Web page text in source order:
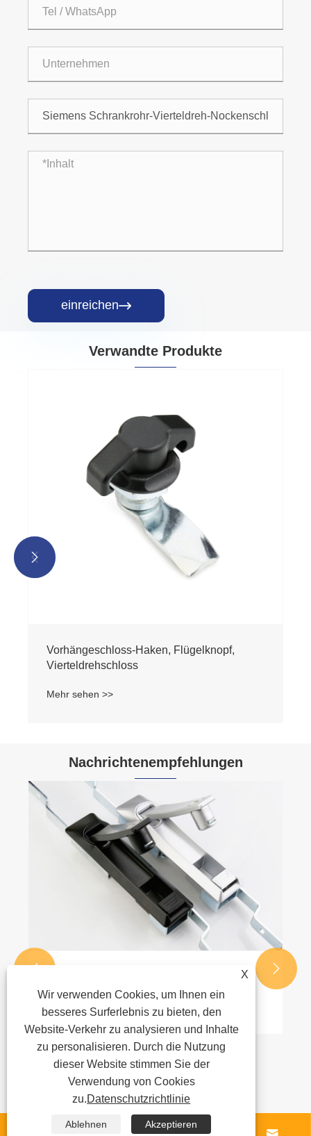
einreichen
Verwandte Produkte
Vorhängeschloss-Haken, Flügelknopf,
Vierteldrehschloss
Mehr sehen >>


Nachrichtenempfehlungen
Vor- und Nachteile von Rod Control Lock
Mehr sehen >>
 
X
Wir verwenden Cookies, um Ihnen ein
besseres Surferlebnis zu bieten, den
Website-Verkehr zu analysieren und Inhalte
zu personalisieren. Durch die Nutzung
dieser Website stimmen Sie der
Verwendung von Cookies
zu.Datenschutzrichtlinie
Ablehnen Akzeptieren